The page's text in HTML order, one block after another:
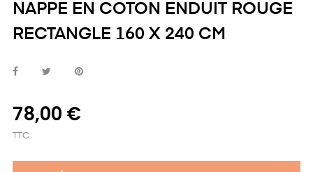
NAPPE EN COTON ENDUIT ROUGE
RECTANGLE 160 X 240 CM
78,00 €
TTC